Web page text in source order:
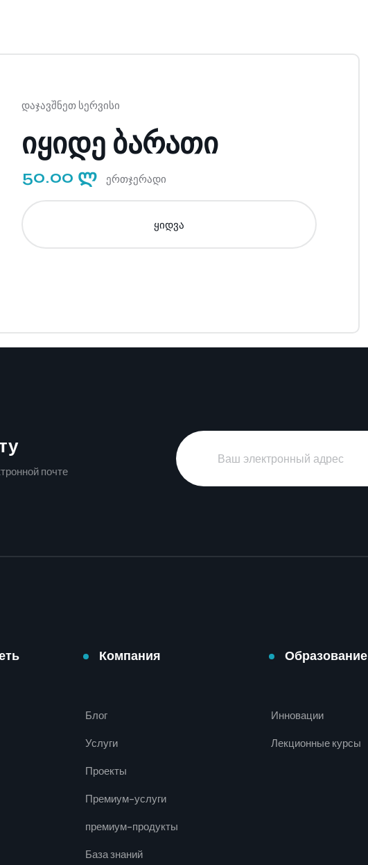
დაჯავშნეთ სერვისი
იყიდე ბარათი
50.00 ლ ერთჯერადი
ყიდვა
почте
Компания
Блог
Услуги
Проекты
Премиум-услуги
премиум-продукты
База знаний
Образование
Инновации
Лекционные курсы